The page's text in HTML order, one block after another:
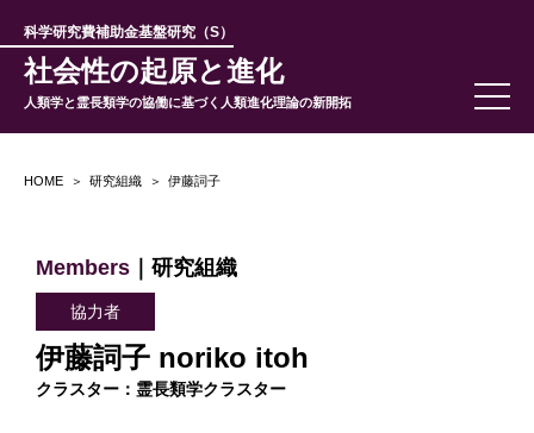
科学研究費補助金基盤研究（S）
社会性の起原と進化
人類学と霊長類学の協働に基づく人類進化理論の新開拓
HOME 研究組織 伊藤詞子
Members ｜研究組織
協力者
伊藤詞子 noriko itoh
クラスター：霊長類学クラスター